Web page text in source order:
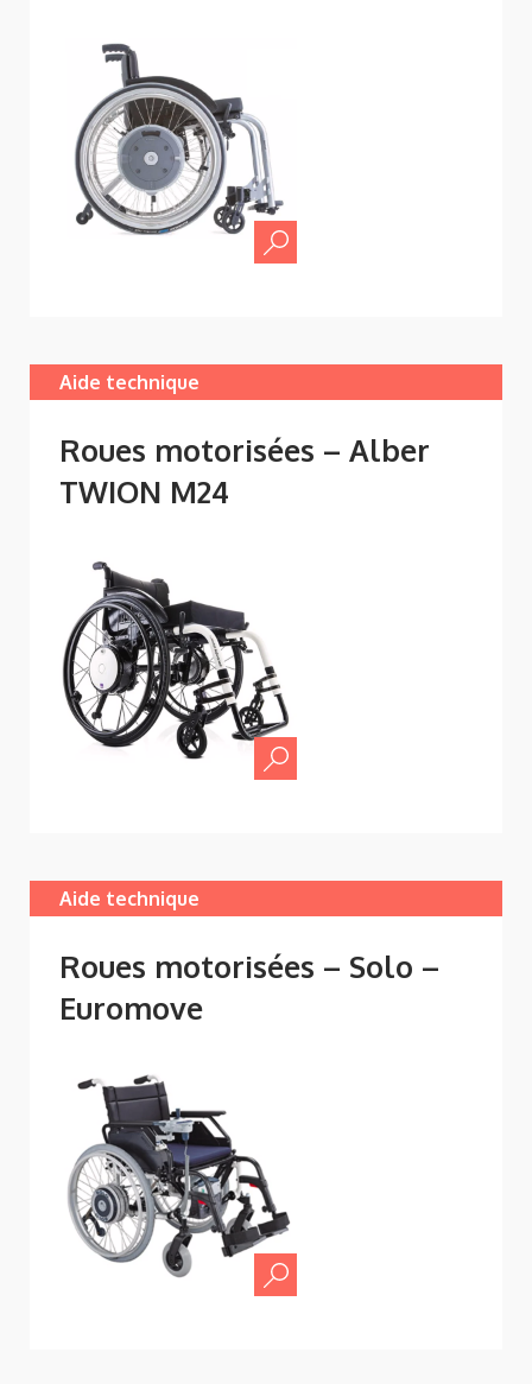
Aide technique
Roues motorisées – Alber
TWION M24
Aide technique
Roues motorisées – Solo –
Euromove